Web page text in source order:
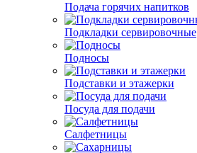
Подача горячих напитков
Подкладки сервировочные
Подносы
Подставки и этажерки
Посуда для подачи
Салфетницы